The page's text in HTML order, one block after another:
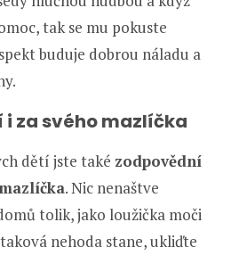
tak se mu pokuste
buduje dobrou náladu a
za svého mazlíčka
dětí jste také zodpovědní
. Nic nenaštve
tolik, jako loužička moči
nehoda stane, ukliďte